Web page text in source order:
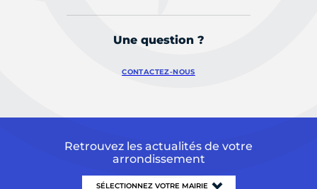
Une question ?
CONTACTEZ-NOUS
Retrouvez les actualités de votre
arrondissement